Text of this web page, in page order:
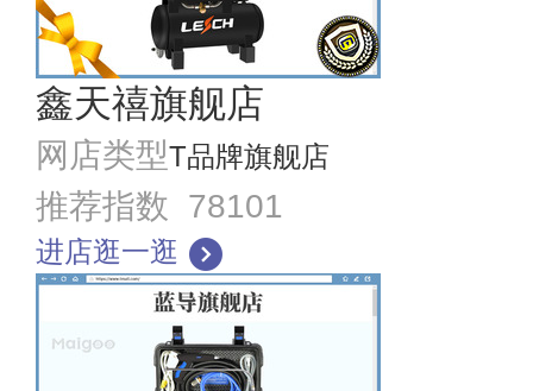
鑫天禧旗舰店
网店类型T品牌旗舰店
推荐指数 78101
进店逛一逛